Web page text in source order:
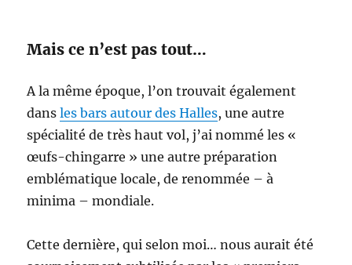
Mais ce n’est pas tout…
A la même époque, l’on trouvait également
dansles bars autour des Halles, une autre
spécialité de très haut vol, j’ai nommé les «
œufs-chingarre » une autre préparation
emblématique locale, de renommée – à
minima – mondiale.
Cette dernière, qui selon moi… nous aurait été